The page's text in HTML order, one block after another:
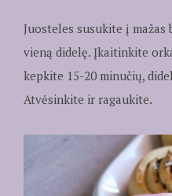
Juosteles susukite į mažas
vieną didelę. Įkaitinkite
kepkite 15-20 minučių,
Atvėsinkite ir ragaukite.